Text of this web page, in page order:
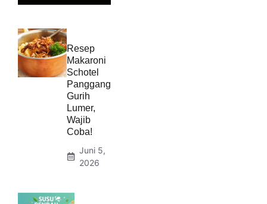
Resep
Makaroni
Schotel
Panggang
Gurih
Lumer,
Wajib
Coba!
Juni 5,
2026